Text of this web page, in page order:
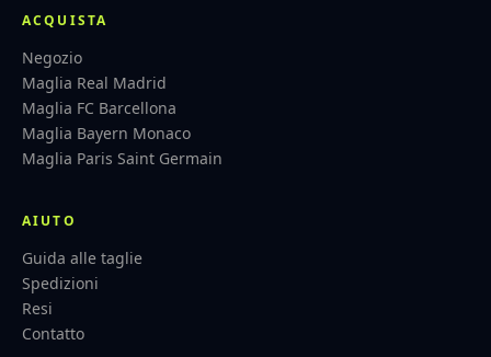
ACQUISTA
Negozio
Maglia Real Madrid
Maglia FC Barcellona
Maglia Bayern Monaco
Maglia Paris Saint Germain
AIUTO
Guida alle taglie
Spedizioni
Resi
Contatto